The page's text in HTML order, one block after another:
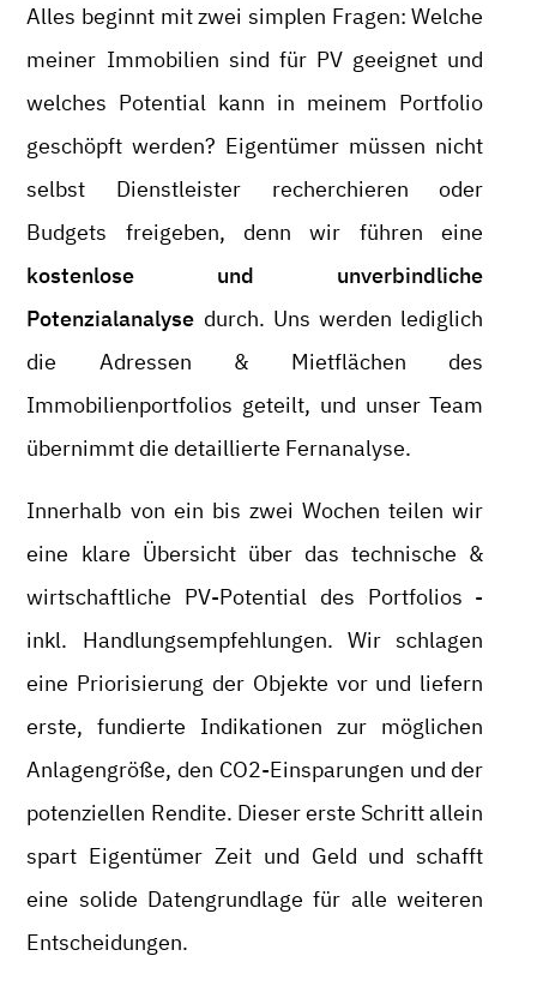
Alles beginnt mit zwei simplen Fragen: Welche
meiner Immobilien sind für PV geeignet und
welches Potential kann in meinem Portfolio
geschöpft werden? Eigentümer müssen nicht
selbst Dienstleister recherchieren oder
Budgets freigeben, denn wir führen eine
kostenlose und unverbindliche
Potenzialanalyse durch. Uns werden lediglich
die Adressen & Mietflächen des
Immobilienportfolios geteilt, und unser Team
übernimmt die detaillierte Fernanalyse.
Innerhalb von ein bis zwei Wochen teilen wir
eine klare Übersicht über das technische &
wirtschaftliche PV-Potential des Portfolios -
inkl. Handlungsempfehlungen. Wir schlagen
eine Priorisierung der Objekte vor und liefern
erste, fundierte Indikationen zur möglichen
Anlagengröße, den CO2-Einsparungen und der
potenziellen Rendite. Dieser erste Schritt allein
spart Eigentümer Zeit und Geld und schafft
eine solide Datengrundlage für alle weiteren
Entscheidungen.